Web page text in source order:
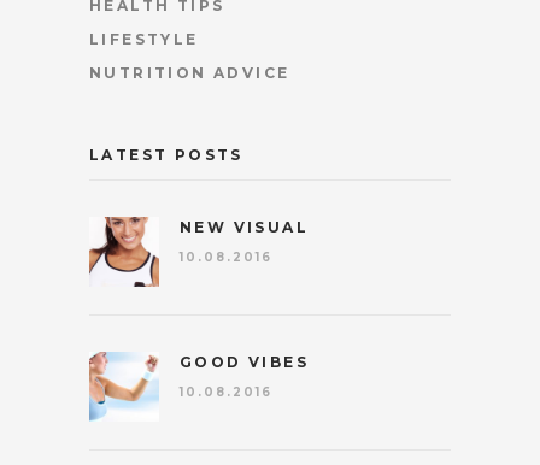
HEALTH TIPS
LIFESTYLE
NUTRITION ADVICE
LATEST POSTS
NEW VISUAL
10.08.2016
GOOD VIBES
10.08.2016